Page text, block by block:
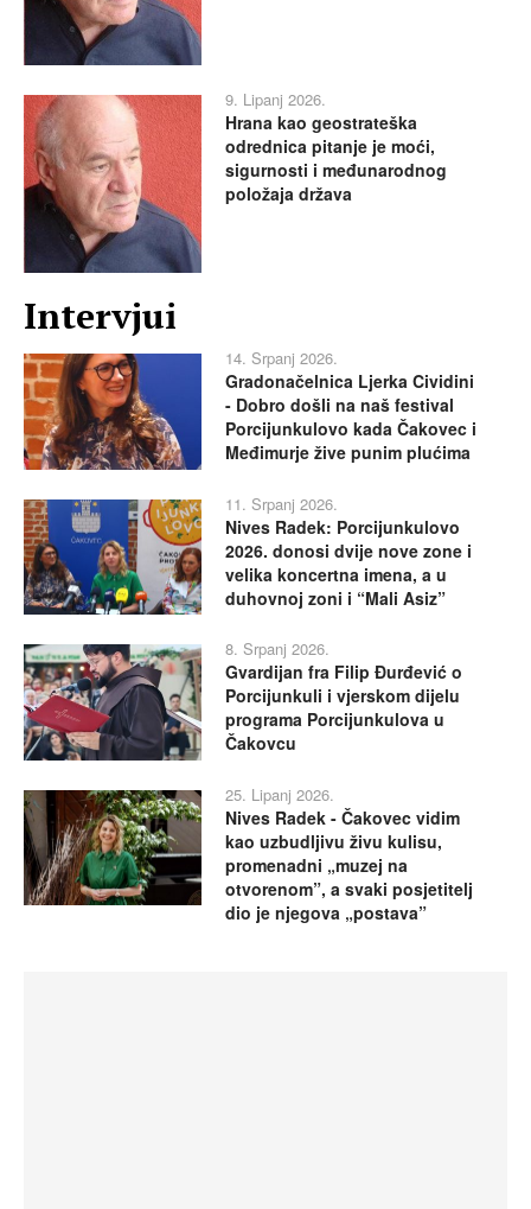
9. Lipanj 2026.
Hrana kao geostrateška
odrednica pitanje je moći,
sigurnosti i međunarodnog
položaja država
Intervjui
14. Srpanj 2026.
Gradonačelnica Ljerka Cividini
- Dobro došli na naš festival
Porcijunkulovo kada Čakovec i
Međimurje žive punim plućima
11. Srpanj 2026.
Nives Radek: Porcijunkulovo
2026. donosi dvije nove zone i
velika koncertna imena, a u
duhovnoj zoni i “Mali Asiz”
8. Srpanj 2026.
Gvardijan fra Filip Đurđević o
Porcijunkuli i vjerskom dijelu
programa Porcijunkulova u
Čakovcu
25. Lipanj 2026.
Nives Radek - Čakovec vidim
kao uzbudljivu živu kulisu,
promenadni „muzej na
otvorenom”, a svaki posjetitelj
dio je njegova „postava”